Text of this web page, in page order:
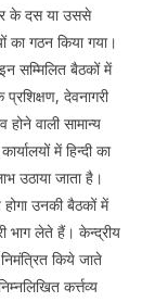
के दस या उससे
का गठन किया गया।
सम्मिलित बैठकों में
प्रशिक्षण, देवनागरी
वाली सामान्य
में हिन्दी का
उठाया जाता है।
होगा उनकी बैठकों में
भाग लेते हैं। केन्द्रीय
किये जाते
कर्त्तव्य